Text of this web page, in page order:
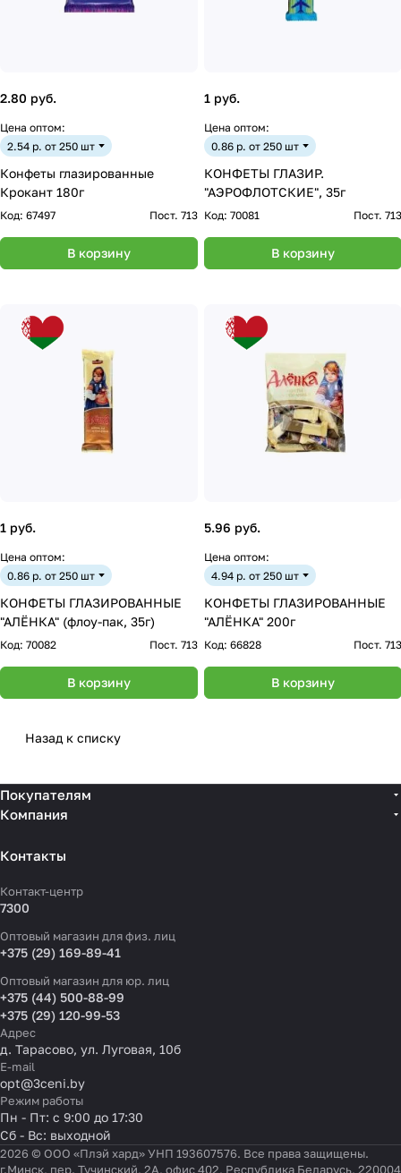
2.80 руб.
Цена оптом:
2.54 р. от 250 шт
Конфеты глазированные
Крокант 180г
Код: 67497 Пост. 713
В корзину
1 руб.
Цена оптом:
0.86 р. от 250 шт
КОНФЕТЫ ГЛАЗИР.
"АЭРОФЛОТСКИЕ", 35г
Код: 70081 Пост. 713
В корзину
1 руб.
Цена оптом:
0.86 р. от 250 шт
КОНФЕТЫ ГЛАЗИРОВАННЫЕ
"АЛЁНКА" (флоу-пак, 35г)
Код: 70082 Пост. 713
В корзину
5.96 руб.
Цена оптом:
4.94 р. от 250 шт
КОНФЕТЫ ГЛАЗИРОВАННЫЕ
"АЛЁНКА" 200г
Код: 66828 Пост. 713
В корзину
Назад к списку
Покупателям
Компания
Контакты
Контакт-центр
7300
Оптовый магазин для физ. лиц
+375 (29) 169-89-41
Оптовый магазин для юр. лиц
+375 (44) 500-88-99
+375 (29) 120-99-53
Адрес
д. Тарасово, ул. Луговая, 10б
E-mail
opt@3ceni.by
Режим работы
Пн - Пт: с 9:00 до 17:30
Сб - Вс: выходной
2026 © ООО «Плэй хард» УНП 193607576. Все права защищены.
г.Минск, пер. Тучинский, 2А, офис 402, Республика Беларусь, 220004